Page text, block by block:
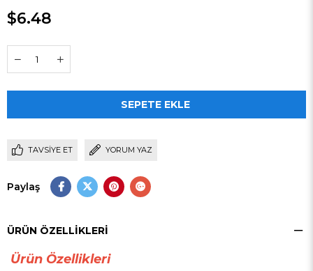
$6.48
TAVSIYE ET YORUM YAZ
Paylaş
ÜRÜN ÖZELLIKLERI
Ürün Özellikleri